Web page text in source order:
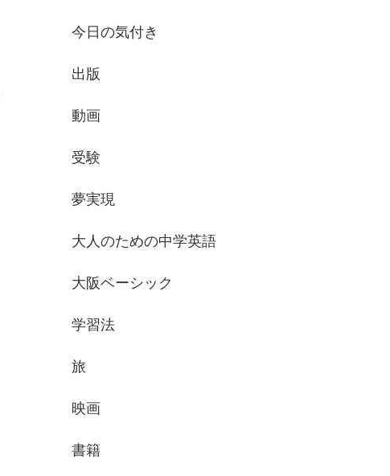
今日の気付き
出版
動画
受験
夢実現
大人のための中学英語
大阪ベーシック
学習法
旅
映画
書籍